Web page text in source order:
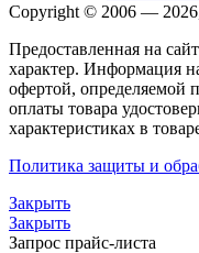
Copyright © 2006 —
Предоставленная на
характер. Информация
офертой,
оплаты товара
характеристиках в
Политика защиты и
Закрыть
Закрыть
Запрос прайс-листа